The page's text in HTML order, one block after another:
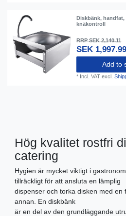
Diskbänk,
knäkontroll
RRP SEK 2,140.11
SEK
Add to
* Incl. VAT excl.
Hög kvalitet rostfri
catering
Hygien är mycket viktigt i
tillräckligt för att ansluta en lämplig
dispenser och torka disken med en
annan. En diskbänk
är en del av den grundläggande